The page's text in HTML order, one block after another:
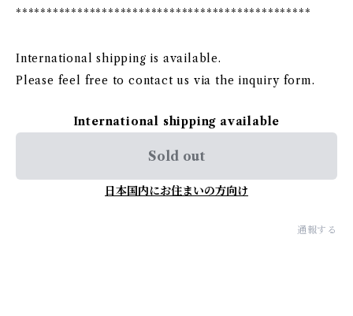
************************************************
International shipping is available.
Please feel free to contact us via the inquiry form.
International shipping available
Sold out
日本国内にお住まいの方向け
通報する